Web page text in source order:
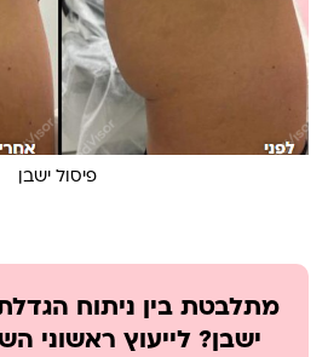
פיסול ישבן
מתלבטת בין ניתוח
ישבן? לייעוץ ראשוני